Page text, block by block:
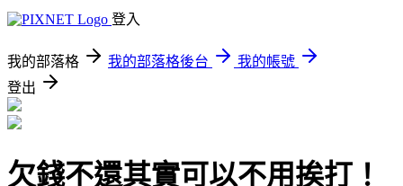
登入
我的部落格 我的部落格後台
我的帳號
登出
欠錢不還其實可以不用挨打！